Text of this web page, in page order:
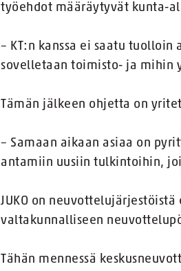
työehdot määräytyvät kunta-
– KT:n kanssa ei saatu
sovelletaan toimisto- ja mihin
Tämän jälkeen ohjetta on
– Samaan aikaan asiaa on
antamiin uusiin tulkintoihin,
JUKO on
valtakunnalliseen
Tähän mennessä